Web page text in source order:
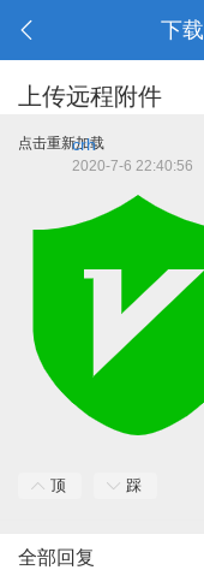
下
上传远程附件
点击重新加载
crh
2020-7-6 22:40:56
顶 踩
全部回复